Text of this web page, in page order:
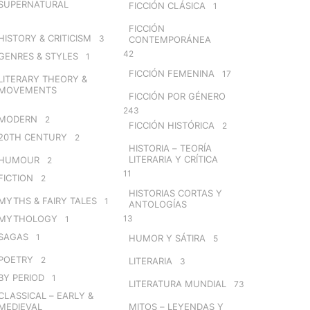
& CRITICISM 3
& STYLES 1
THEORY &
2
CENTURY 2
2
2
& FAIRY TALES 1
1
1
2
PERIOD 1
– EARLY &
FICCIÓN CLÁSICA 1
FICCIÓN
CONTEMPORÁNEA
42
FICCIÓN FEMENINA 17
FICCIÓN POR GÉNERO
243
FICCIÓN HISTÓRICA 2
HISTORIA – TEORÍA
LITERARIA Y CRÍTICA
11
HISTORIAS CORTAS Y
ANTOLOGÍAS
13
HUMOR Y SÁTIRA 5
LITERARIA 3
LITERATURA MUNDIAL 73
MITOS – LEYENDAS Y